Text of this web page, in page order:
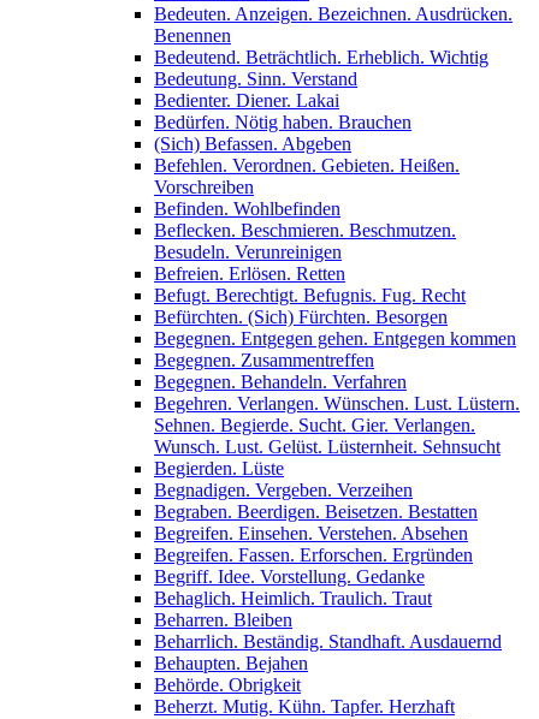
Bedeuten. Anzeigen. Bezeichnen. Ausdrücken.
Benennen
Bedeutend. Beträchtlich. Erheblich. Wichtig
Bedeutung. Sinn. Verstand
Bedienter. Diener. Lakai
Bedürfen. Nötig haben. Brauchen
(Sich) Befassen. Abgeben
Befehlen. Verordnen. Gebieten. Heißen.
Vorschreiben
Befinden. Wohlbefinden
Beflecken. Beschmieren. Beschmutzen.
Besudeln. Verunreinigen
Befreien. Erlösen. Retten
Befugt. Berechtigt. Befugnis. Fug. Recht
Befürchten. (Sich) Fürchten. Besorgen
Begegnen. Entgegen gehen. Entgegen kommen
Begegnen. Zusammentreffen
Begegnen. Behandeln. Verfahren
Begehren. Verlangen. Wünschen. Lust. Lüstern.
Sehnen. Begierde. Sucht. Gier. Verlangen.
Wunsch. Lust. Gelüst. Lüsternheit. Sehnsucht
Begierden. Lüste
Begnadigen. Vergeben. Verzeihen
Begraben. Beerdigen. Beisetzen. Bestatten
Begreifen. Einsehen. Verstehen. Absehen
Begreifen. Fassen. Erforschen. Ergründen
Begriff. Idee. Vorstellung. Gedanke
Behaglich. Heimlich. Traulich. Traut
Beharren. Bleiben
Beharrlich. Beständig. Standhaft. Ausdauernd
Behaupten. Bejahen
Behörde. Obrigkeit
Beherzt. Mutig. Kühn. Tapfer. Herzhaft